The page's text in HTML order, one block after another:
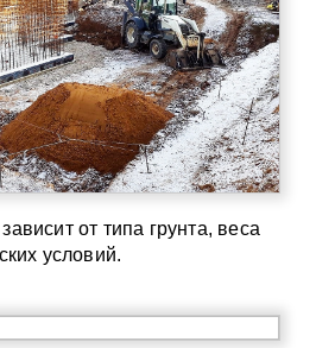
от типа грунта, веса
условий.